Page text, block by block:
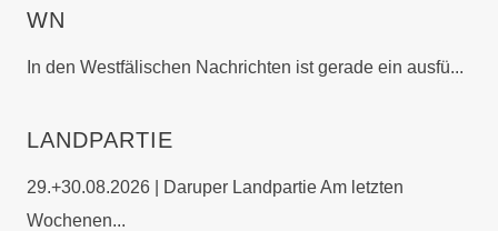
WN
In den Westfälischen Nachrichten ist gerade ein ausfü...
LANDPARTIE
29.+30.08.2026 | Daruper Landpartie Am letzten
Wochenen...